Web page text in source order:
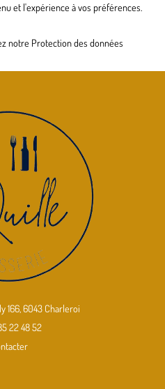
et l'expérience à vos préférences.
notre Protection des données
166, 6043 Charleroi
22 48 52